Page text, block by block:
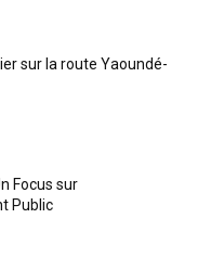
sur la route Yaoundé-
Focus sur
Public